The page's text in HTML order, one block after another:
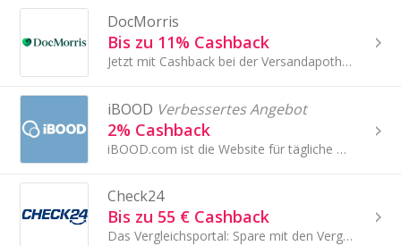
DocMorris
Bis zu 11% Cashback
Jetzt mit Cashback bei der Versandapotheke DocMorris sparen.
iBOOD Verbessertes Angebot
2% Cashback
iBOOD.com ist die Website für tägliche Angebote in den Niederlanden.
Check24
Bis zu 55 € Cashback
Das Vergleichsportal: Spare mit den Vergleichsrechnern für Versicherungen, Kredite, Energie, DSL, Reisen, Flüge und mehr.